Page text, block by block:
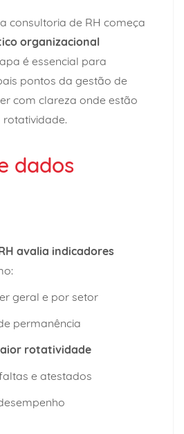
consultoria de RH começa
organizacional
é essencial para
pontos da gestão de
com clareza onde estão
dados
avalia indicadores
geral e por setor
permanência
rotatividade
e atestados